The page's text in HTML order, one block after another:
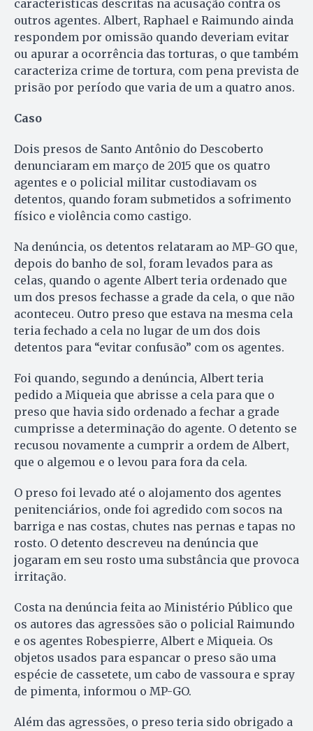
características descritas na acusação contra os
outros agentes. Albert, Raphael e Raimundo ainda
respondem por omissão quando deveriam evitar
ou apurar a ocorrência das torturas, o que também
caracteriza crime de tortura, com pena prevista de
prisão por período que varia de um a quatro anos.
Caso
Dois presos de Santo Antônio do Descoberto
denunciaram em março de 2015 que os quatro
agentes e o policial militar custodiavam os
detentos, quando foram submetidos a sofrimento
físico e violência como castigo.
Na denúncia, os detentos relataram ao MP-GO que,
depois do banho de sol, foram levados para as
celas, quando o agente Albert teria ordenado que
um dos presos fechasse a grade da cela, o que não
aconteceu. Outro preso que estava na mesma cela
teria fechado a cela no lugar de um dos dois
detentos para “evitar confusão” com os agentes.
Foi quando, segundo a denúncia, Albert teria
pedido a Miqueia que abrisse a cela para que o
preso que havia sido ordenado a fechar a grade
cumprisse a determinação do agente. O detento se
recusou novamente a cumprir a ordem de Albert,
que o algemou e o levou para fora da cela.
O preso foi levado até o alojamento dos agentes
penitenciários, onde foi agredido com socos na
barriga e nas costas, chutes nas pernas e tapas no
rosto. O detento descreveu na denúncia que
jogaram em seu rosto uma substância que provoca
irritação.
Costa na denúncia feita ao Ministério Público que
os autores das agressões são o policial Raimundo
e os agentes Robespierre, Albert e Miqueia. Os
objetos usados para espancar o preso são uma
espécie de cassetete, um cabo de vassoura e spray
de pimenta, informou o MP-GO.
Além das agressões, o preso teria sido obrigado a